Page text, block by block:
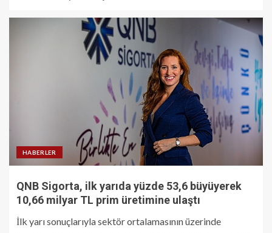
HABERLER
QNB Sigorta, ilk yarıda yüzde 53,6 büyüyerek
10,66 milyar TL prim üretimine ulaştı
İlk yarı sonuçlarıyla sektör ortalamasının üzerinde